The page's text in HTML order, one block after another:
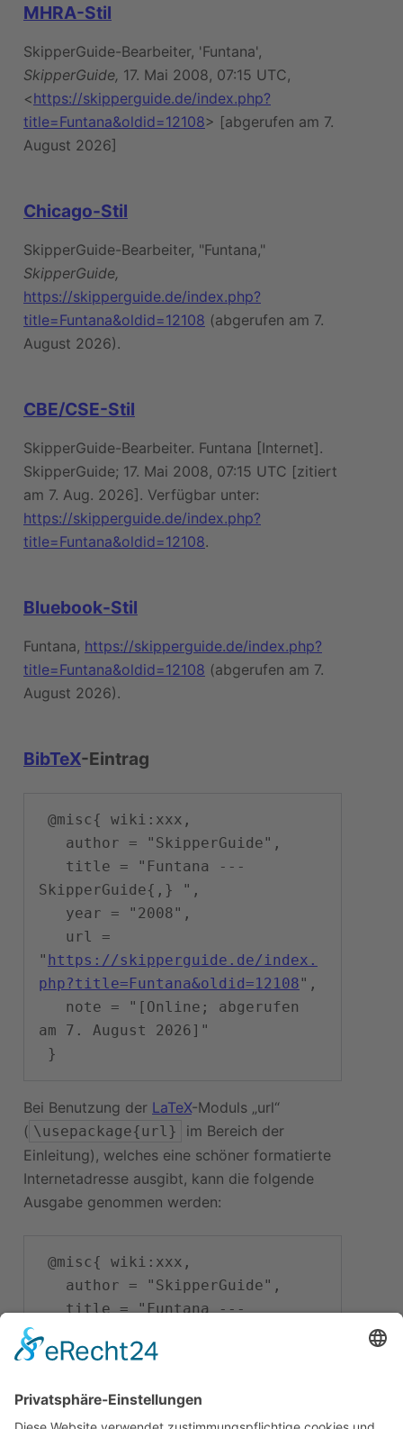
MHRA-Stil
SkipperGuide-Bearbeiter, 'Funtana',
SkipperGuide, 17. Mai 2008, 07:15 UTC,
<https://skipperguide.de/index.php?
title=Funtana&oldid=12108> [abgerufen am 7.
August 2026]
Chicago-Stil
SkipperGuide-Bearbeiter, "Funtana,"
SkipperGuide,
https://skipperguide.de/index.php?
title=Funtana&oldid=12108 (abgerufen am 7.
August 2026).
CBE/CSE-Stil
SkipperGuide-Bearbeiter. Funtana [Internet].
SkipperGuide; 17. Mai 2008, 07:15 UTC [zitiert
am 7. Aug. 2026]. Verfügbar unter:
https://skipperguide.de/index.php?
title=Funtana&oldid=12108.
Bluebook-Stil
Funtana, https://skipperguide.de/index.php?
title=Funtana&oldid=12108 (abgerufen am 7.
August 2026).
BibTeX-Eintrag
SkipperGuide{,} ",
" https://skipperguide.de/index.
php?title=Funtana&oldid=12108",
am 7. August 2026]"
Bei Benutzung der LaTeX-Moduls „url“
( \usepackage{url}
im Bereich der
Einleitung), welches eine schöner formatierte
Internetadresse ausgibt, kann die folgende
Ausgabe genommen werden:
   title = "Funtana ---
SkipperGuide{,} ",
   year = "2008",
"\url{https://skipperguide.de/i